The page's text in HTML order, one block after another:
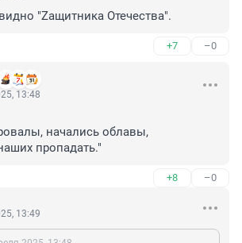
"Zащитника Отечества".
+7 –0
13:48
начались облавы,
пропадать."
+8 –0
13:49